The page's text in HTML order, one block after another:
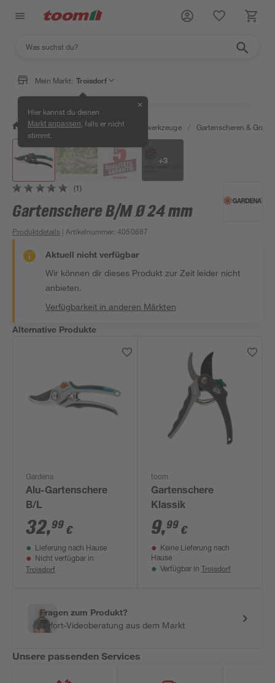
Mein Markt: Troisdorf
Hier kannst du deinen
Markt anpassen , falls er nicht
stimmt.
✕
/ Garten & Freizeit / Gartenhandwerkzeuge / Gartenscheren &
+3
(1)
Gartenschere B/M Ø 24 mm
Produktdetails | Artikelnummer:4050887
Aktuell nicht verfügbar
Wir können dir dieses Produkt zur Zeit leider nicht
anbieten.
Verfügbarkeit in anderen Märkten
Alternative Produkte
Gardena
Alu-Gartenschere
B/L
32,99 €
Lieferung nach Hause
Nicht verfügbar in
Troisdorf
toom
Gartenschere
Klassik
9,99 €
Keine Lieferung nach
Hause
Verfügbar in Troisdorf
Fragen zum Produkt?
Sofort-Videoberatung aus dem Markt
Unsere passenden Services